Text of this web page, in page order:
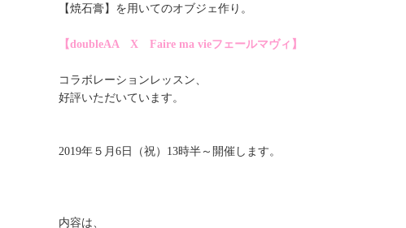
【焼石膏】を用いてのオブジェ作り。
【doubleAA X Faire ma vieフェールマヴィ】
コラボレーションレッスン、
好評いただいています。
2019年５月6日（祝）13時半～開催します。
内容は、